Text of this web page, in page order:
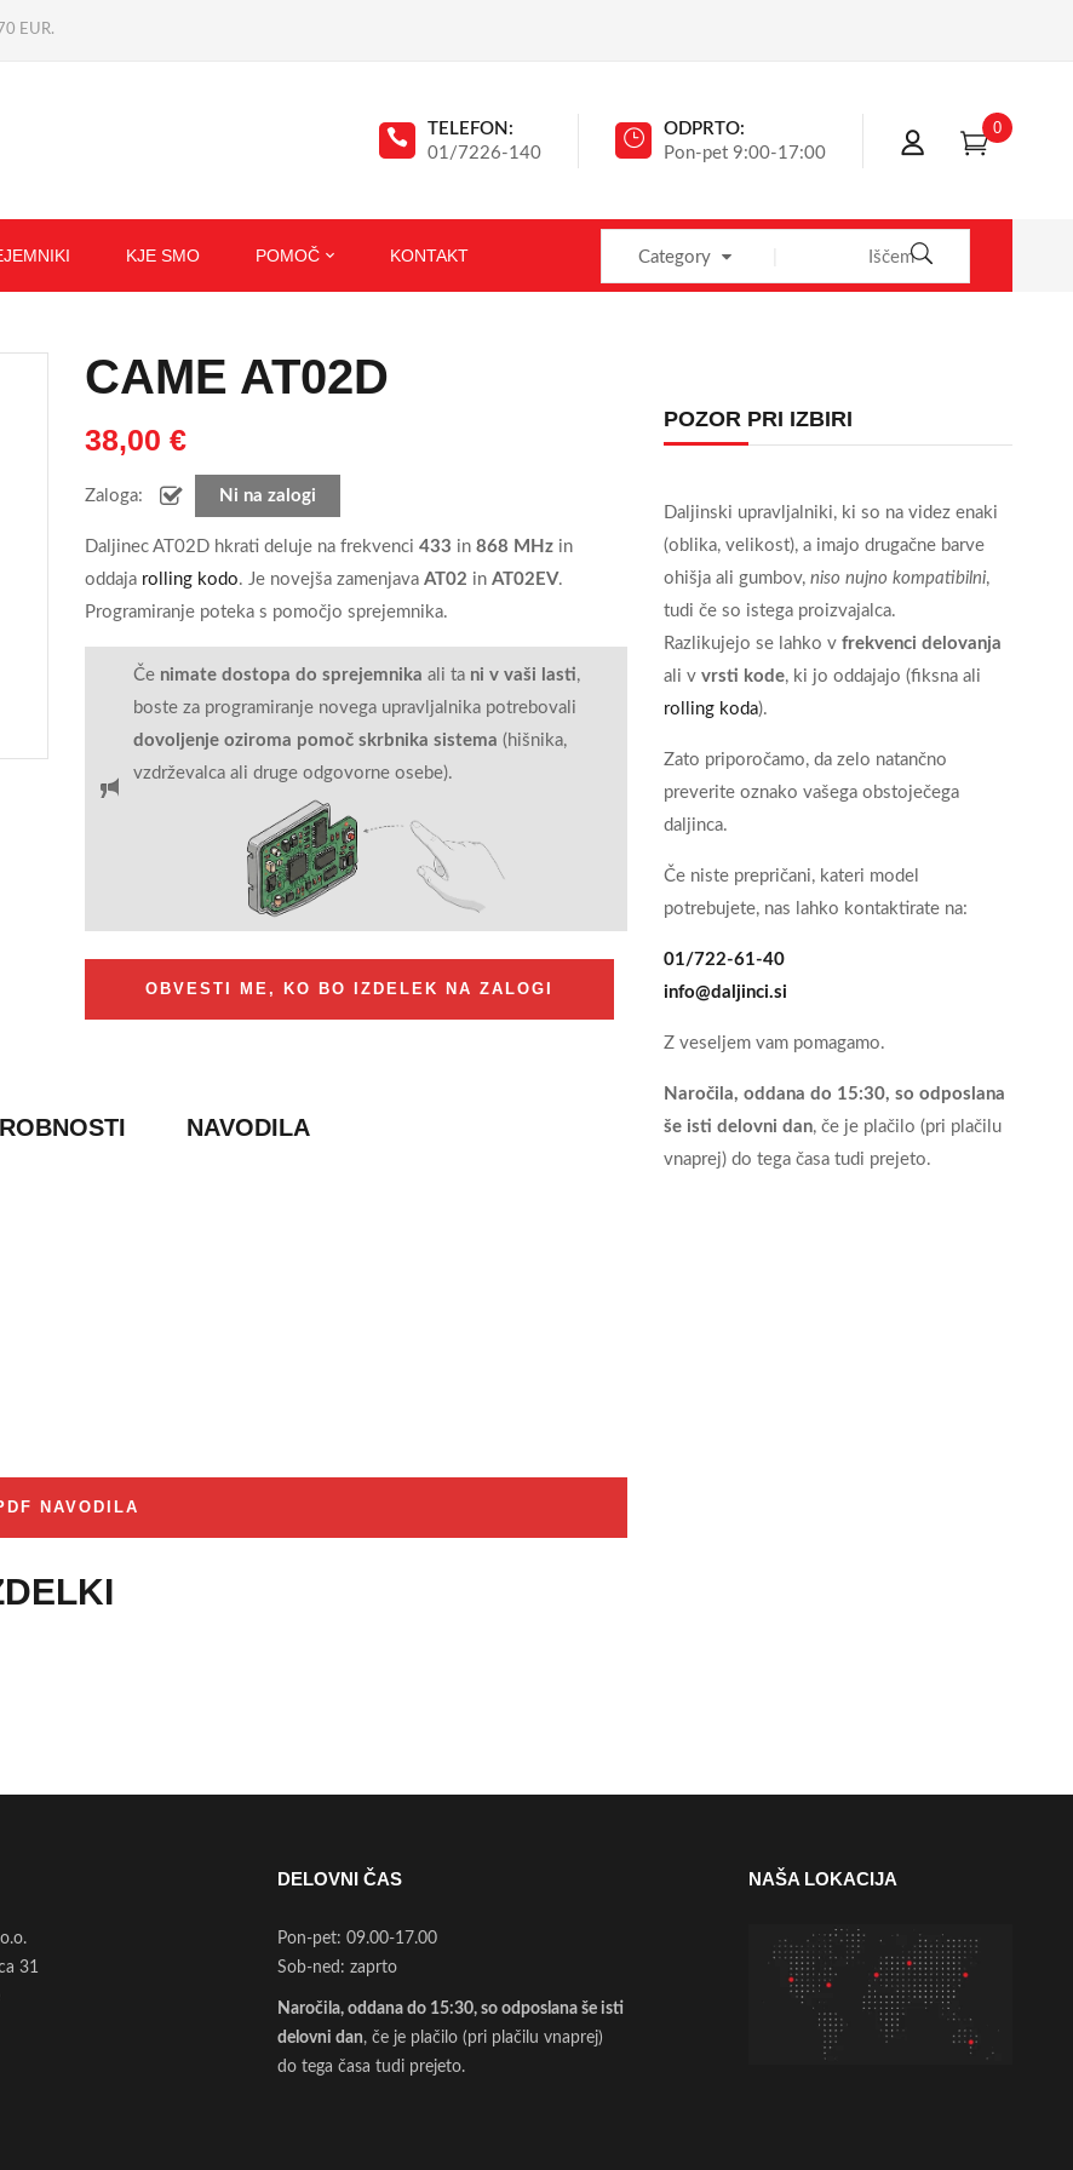
EUR.
TELEFON:
01/7226-140
ODPRTO:
Pon-pet 9:00-17:00
0
KJE SMO POMOČ KONTAKT Category
CAME AT02D
38,00 €
Zaloga: Ni na zalogi
Daljinec AT02D hkrati deluje na frekvenci 433 in 868 MHzin
oddaja rolling kodo. Je novejša zamenjava AT02 in AT02EV.
Programiranje poteka s pomočjo sprejemnika.
Če nimate dostopa do sprejemnika ali ta ni v vaši lasti,
boste za programiranje novega upravljalnika potrebovali
dovoljenje oziroma pomoč skrbnika sistema (hišnika,
vzdrževalca ali druge odgovorne osebe).
OBVESTI ME, KO BO IZDELEK NA ZALOGI
NAVODILA
NAVODILA
POZOR PRI IZBIRI
Daljinski upravljalniki, ki so na videz enaki
(oblika, velikost), a imajo drugačne barve
ohišja ali gumbov, niso nujno kompatibilni,
tudi če so istega proizvajalca.
Razlikujejo se lahko v frekvenci delovanja
ali v vrsti kode, ki jo oddajajo (fiksna ali
rolling koda).
Zato priporočamo, da zelo natančno
preverite oznako vašega obstoječega
daljinca.
Če niste prepričani, kateri model
potrebujete, nas lahko kontaktirate na:
01/722-61-40
info@daljinci.si
Z veseljem vam pomagamo.
Naročila, oddana do 15:30, so odposlana
še isti delovni dan, če je plačilo (pri plačilu
vnaprej) do tega časa tudi prejeto.
31
DELOVNI ČAS
Pon-pet: 09.00-17.00
Sob-ned: zaprto
Naročila, oddana do 15:30, so odposlana še isti
delovni dan, če je plačilo (pri plačilu vnaprej)
do tega časa tudi prejeto.
NAŠA LOKACIJA